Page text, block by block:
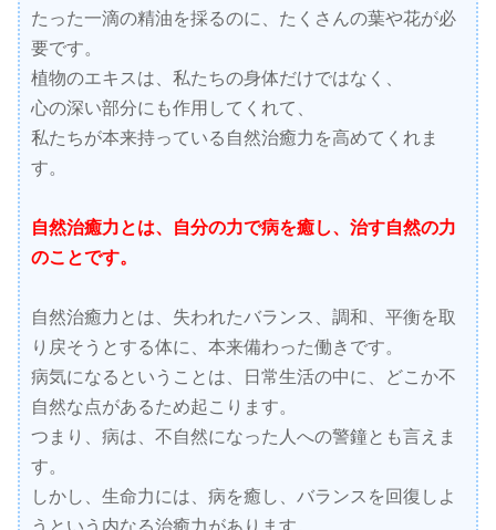
たった一滴の精油を採るのに、たくさんの葉や花が必
要です。
植物のエキスは、私たちの身体だけではなく、
心の深い部分にも作用してくれて、
私たちが本来持っている自然治癒力を高めてくれま
す。
自然治癒力とは、自分の力で病を癒し、治す自然の力
のことです。
自然治癒力とは、失われたバランス、調和、平衡を取
り戻そうとする体に、本来備わった働きです。
病気になるということは、日常生活の中に、どこか不
自然な点があるため起こります。
つまり、病は、不自然になった人への警鐘とも言えま
す。
しかし、生命力には、病を癒し、バランスを回復しよ